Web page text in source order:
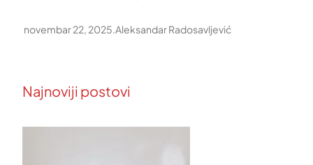
novembar 22, 2025.Aleksandar Radosavljević
Najnoviji postovi